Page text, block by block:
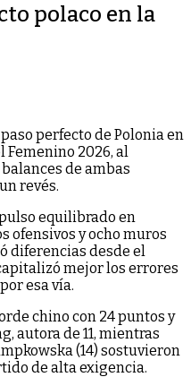
polaco en la
perfecto de Polonia en
Femenino 2026, al
de ambas
revés.
equilibrado en
ofensivos y ocho muros
diferencias desde el
mejor los errores
esa vía.
chino con 24 puntos y
autora de 11, mientras
(14) sostuvieron
de alta exigencia.